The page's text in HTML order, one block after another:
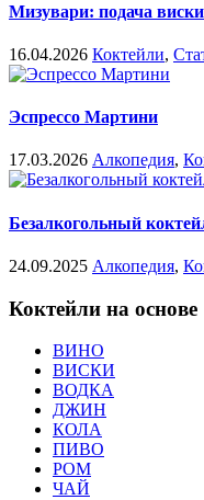
Мизувари: подача
16.04.2026 Коктейли,
Эспрессо Мартини
17.03.2026 Алкопедия,
Безалкогольный
24.09.2025 Алкопедия,
Коктейли на основе
ВИНО
ВИСКИ
ВОДКА
ДЖИН
КОЛА
ПИВО
РОМ
ЧАЙ